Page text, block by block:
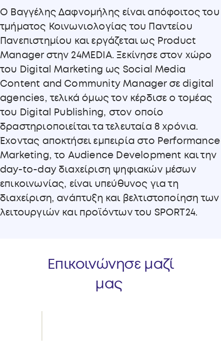
Ο Βαγγέλης Δαφνομήλης είναι απόφοιτος του
τμήματος Κοινωνιολογίας του Παντείου
Πανεπιστημίου και εργάζεται ως Product
Manager στην 24MEDIA. Ξεκίνησε στον χώρο
του Digital Marketing ως Social Media
Content and Community Manager σε digital
agencies, τελικά όμως τον κέρδισε ο τομέας
του Digital Publishing, στον οποίο
δραστηριοποιείται τα τελευταία 8 χρόνια.
Έχοντας αποκτήσει εμπειρία στο Performance
Marketing, το Audience Development και την
day-to-day διαχείριση ψηφιακών μέσων
επικοινωνίας, είναι υπεύθυνος για τη
διαχείριση, ανάπτυξη και βελτιστοποίηση των
λειτουργιών και προϊόντων του SPORT24.
Επικοινώνησε μαζί
μας